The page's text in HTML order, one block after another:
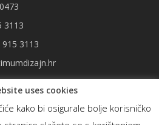
3113
3113
uses cookies
kako bi osigurale bolje korisničko